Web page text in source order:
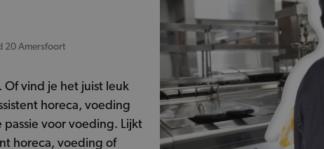
20 Amersfoort
Of vind je het juist leuk
horeca, voeding
voor voeding. Lijkt
horeca, voeding of